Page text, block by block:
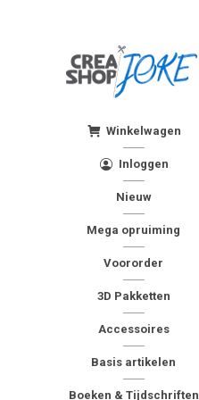
Winkelwagen
Inloggen
Nieuw
Mega opruiming
Voororder
3D Pakketten
Accessoires
Basis artikelen
Boeken & Tijdschriften